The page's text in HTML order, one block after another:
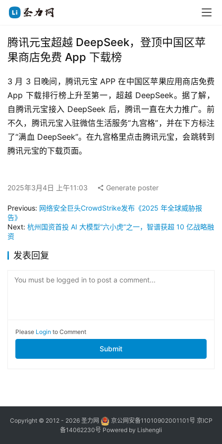
腾讯元宝超越 DeepSeek，登顶中国区苹
果商店免费 App 下载榜
3 月 3 日晚间，腾讯元宝 APP 在中国区苹果应用商店免费
App 下载排行榜上升至第一，超越 DeepSeek。据了解，
自腾讯元宝接入 DeepSeek 后，腾讯一直在大力推广。前
不久，腾讯元宝入驻微信生活服务“九宫格”，并在下方标注
了“满血 DeepSeek”。在九宫格里点击腾讯元宝，会跳转到
腾讯元宝的下载页面。
2025年3月4日 上午11:03 Generate poster
Previous: 网络安全巨头CrowdStrike发布《2025 年全球威胁报
告》
Next: 杭州国资首投 AI 大模型“六小虎”之一，智谱获超 10 亿战略融
资
发表回复
You must be logged in to post a comment...
Please Login to Comment
Submit
Copyright © 2012 - 2026 圣力网 京公网安备11010902001101号 京ICP
备14062230号 Powered by Lishengli